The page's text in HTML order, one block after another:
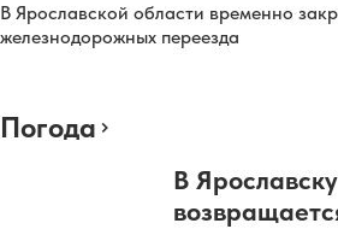
В Ярославской области временно
железнодорожных переезда
Погода
В